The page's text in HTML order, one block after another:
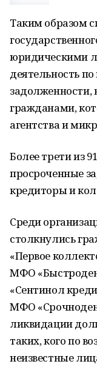
Таким образом
юридическими
деятельность
задолженности,
гражданами,
агентства и
Более трети из
просроченные
кредиторы и
Среди
столкнулись
«Первое
МФО
«Сентинол
МФО
ликвидации
таких, кого по
неизвестные